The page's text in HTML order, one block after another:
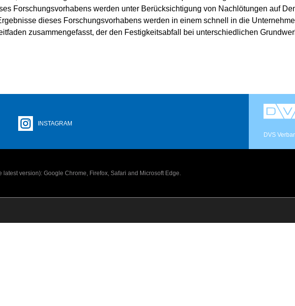
Forschungsvorhabens werden unter Berücksichtigung von Nachlötungen auf
dieses Forschungsvorhabens werden in einem schnell in die
zusammengefasst, der den Festigkeitsabfall bei unterschiedlichen
INSTAGRAM
DVS
version): Google Chrome, Firefox, Safari and Microsoft Edge.